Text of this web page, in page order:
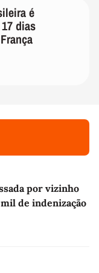
é
dias
por vizinho
de indenização